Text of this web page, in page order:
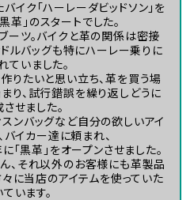
イク「ハーレーダビッドソン」を
革」のスタートでした。
ーツ。バイクと革の関係は密接
ルバッグも特にハーレー乗りに
ていました。
りたいと思い立ち、革を買う場
り、試行錯誤を繰り返しどうに
せました。
スンバッグなど自分の欲しいアイ
バイカー達に頼まれ、
黒革」をオープンさせました。
、それ以外のお客様にも革製品
に当店のアイテムを使っていた
います。